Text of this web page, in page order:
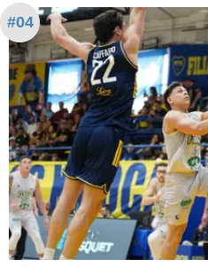
#04